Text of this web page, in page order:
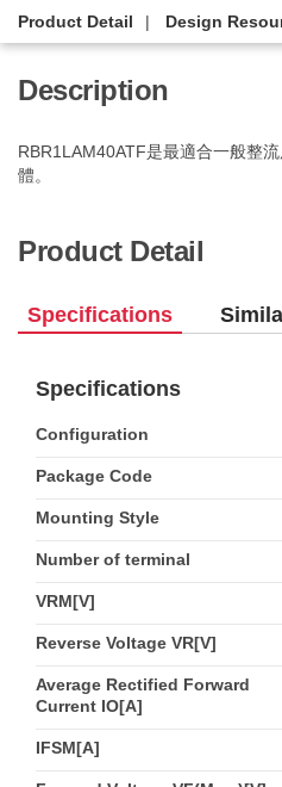
Product Detail Design
Description
RBR1LAM40ATF是最適合一般整
體。
Product Detail
Specifications
Specifications
Configuration
Package Code
Mounting Style
Number of terminal
VRM[V]
Reverse Voltage VR[V]
Average Rectified Forward
Current IO[A]
IFSM[A]